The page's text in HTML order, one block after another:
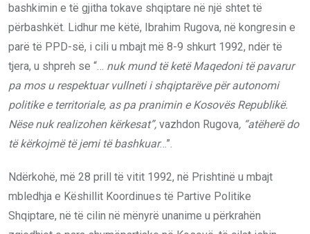
bashkimin e të gjitha tokave shqiptare në një shtet të
përbashkët. Lidhur me këtë, Ibrahim Rugova, në kongresin e
parë të PPD-së, i cili u mbajt më 8-9 shkurt 1992, ndër të
tjera, u shpreh se “… nuk mund të ketë Maqedoni të pavarur
pa mos u respektuar vullneti i shqiptarëve për autonomi
politike e territoriale, as pa pranimin e Kosovës Republikë.
Nëse nuk realizohen kërkesat”, vazhdon Rugova, “atëherë do
të kërkojmë të jemi të bashkuar…”.
Ndërkohë, më 28 prill të vitit 1992, në Prishtinë u mbajt
mbledhja e Këshillit Koordinues të Partive Politike
Shqiptare, në të cilin në mënyrë unanime u përkrahën